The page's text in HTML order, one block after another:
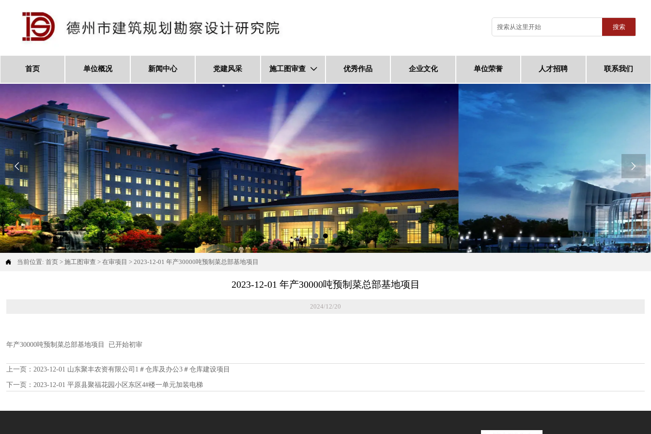
搜索
首页 单位概况 新闻中心 党建风采 施工图审查  优秀作品 企业文化 单位荣誉 人才招聘 联系我们
 
 当前位置: 首页 > 施工图审查 > 在审项目 > 2023-12-01 年产30000吨预制菜总部基地项目
2023-12-01 年产30000吨预制菜总部基地项目
2024/12/20
年产30000吨预制菜总部基地项目 已开始初审
上一页：2023-12-01 山东聚丰农资有限公司1＃仓库及办公3＃仓库建设项目
下一页： 2023-12-01 平原县聚福花园小区东区4#楼一单元加装电梯